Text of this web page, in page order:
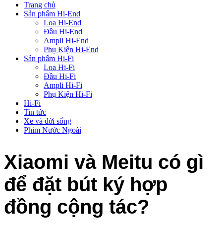
Trang chủ
Sản phẩm Hi-End
Loa Hi-End
Đầu Hi-End
Ampli Hi-End
Phụ Kiện Hi-End
Sản phẩm Hi-Fi
Loa Hi-Fi
Đầu Hi-Fi
Ampli Hi-Fi
Phụ Kiện Hi-Fi
Hi-Fi
Tin tức
Xe và đời sống
Phim Nước Ngoài
Xiaomi và Meitu có gì
để đặt bút ký hợp
đồng cộng tác?